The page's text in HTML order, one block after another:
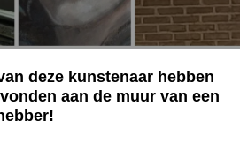
deze kunstenaar hebben
aan de muur van een